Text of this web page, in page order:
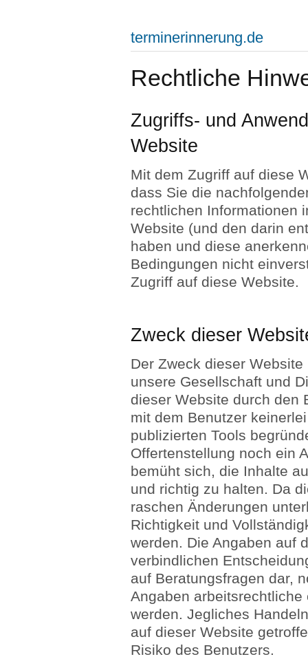
terminerinnerung.de
Rechtliche
Zugriffs- und
Website
Mit dem Zugriff auf diese
dass Sie die
rechtlichen Informationen
Website (und den darin
haben und diese
Bedingungen nicht
Zugriff auf diese Website.
Zweck dieser
Der Zweck dieser
unsere Gesellschaft und
dieser Website durch den
mit dem Benutzer
publizierten Tools
Offertenstellung noch ein
bemüht sich, die Inhalte
und richtig zu halten. Da
raschen Änderungen
Richtigkeit und
werden. Die Angaben auf
verbindlichen
auf Beratungsfragen dar,
Angaben
werden. Jegliches
auf dieser Website
Risiko des Benutzers.